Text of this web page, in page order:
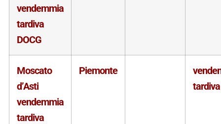
vendemmia
tardiva
DOCG
Moscato
d’Asti
vendemmia
tardiva
Piemonte
tardiva